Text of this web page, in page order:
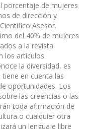
porcentaje de mujeres
de dirección y
Asesor.
del 40% de mujeres
a la revista
los artículos
la diversidad, es
en cuenta las
oportunidades. Los
las creencias o las
toda afirmación de
o cualquier otra
un lenguaje libre